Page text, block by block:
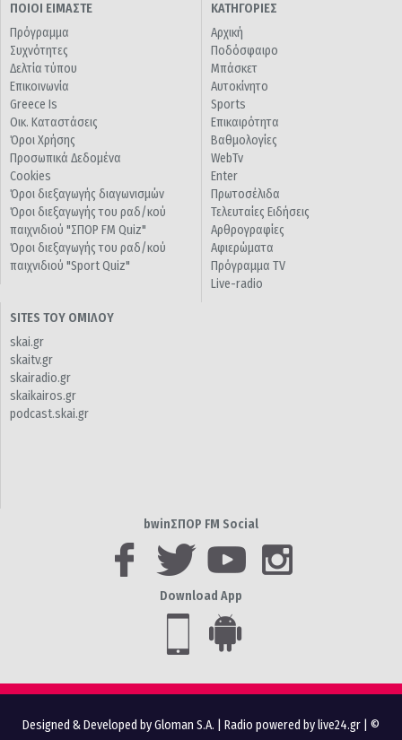
ΠΟΙΟΙ ΕΙΜΑΣΤΕ
Πρόγραμμα
Συχνότητες
Δελτία τύπου
Επικοινωνία
Greece Is
Οικ. Καταστάσεις
Όροι Χρήσης
Προσωπικά Δεδομένα
Cookies
Όροι διεξαγωγής διαγωνισμών
Όροι διεξαγωγής του ραδ/κού
παιχνιδιού "ΣΠΟΡ FM Quiz"
Όροι διεξαγωγής του ραδ/κού
παιχνιδιού "Sport Quiz"
ΚΑΤΗΓΟΡΙΕΣ
Αρχική
Ποδόσφαιρο
Μπάσκετ
Αυτοκίνητο
Sports
Επικαιρότητα
Βαθμολογίες
WebTv
Enter
Πρωτοσέλιδα
Τελευταίες Ειδήσεις
Αρθρογραφίες
Αφιερώματα
Πρόγραμμα TV
Live-radio
SITES ΤΟΥ ΟΜΙΛΟΥ
skai.gr
skaitv.gr
skairadio.gr
skaikairos.gr
podcast.skai.gr
bwinΣΠΟΡ FM Social
Download App
Designed & Developed by Gloman S.A. Radio powered by live24.gr | ©